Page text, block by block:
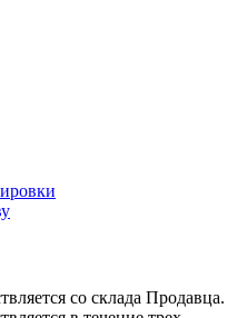
со склада Продавца.